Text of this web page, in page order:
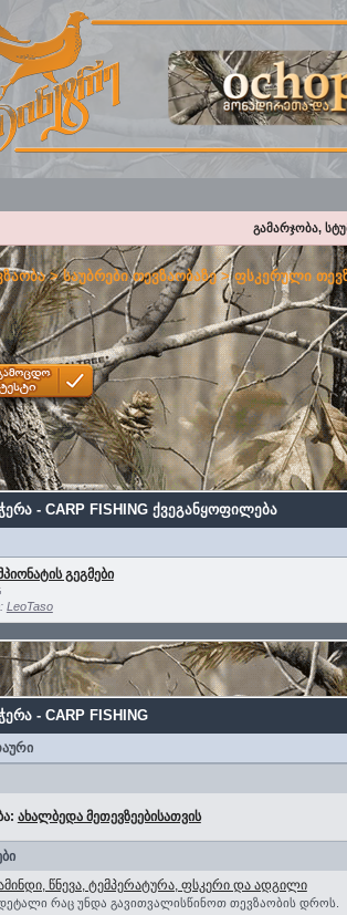
გამარჯობა,
>საუბრები თევზაობაზე>ფსკერული
- CARP FISHING ქვეგანყოფილება
გეგმები
LeoTaso
- CARP FISHING
ახალბედა მეთევზეებისათვის
წნევა, ტემპერატურა, ფსკერი და ადგილი
რაც უნდა გავითვალისწინოთ თევზაობის დროს.